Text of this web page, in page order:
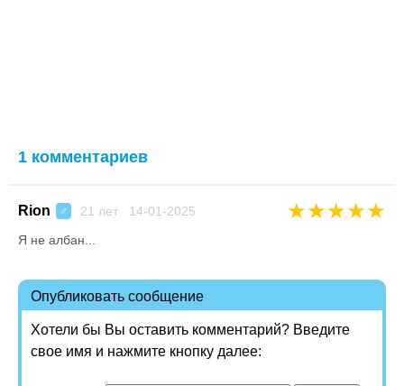
1 комментариев
Rion ♂ 21 лет 14-01-2025 ★★★★★
Я не албан...
Опубликовать сообщение
Хотели бы Вы оставить комментарий? Введите
свое имя и нажмите кнопку далее: